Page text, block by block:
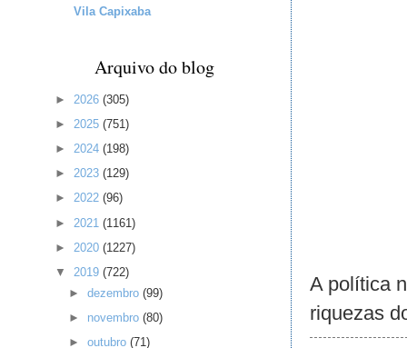
A política
riquezas
Vila Capixaba
Arquivo do blog
► 2026 (305)
► 2025 (751)
► 2024 (198)
► 2023 (129)
► 2022 (96)
► 2021 (1161)
► 2020 (1227)
▼ 2019 (722)
►dezembro(99)
► novembro(80)
►outubro(71)